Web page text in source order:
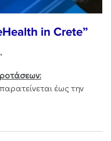
in Crete”
έως την